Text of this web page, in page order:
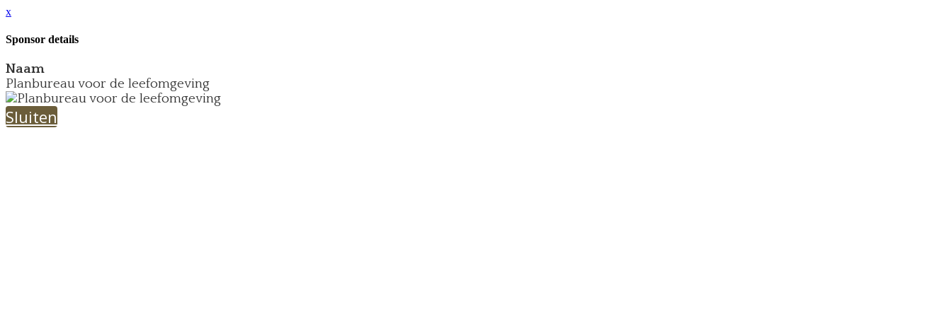
x
Sponsor details
Naam
Planbureau voor de leefomgeving
Sluiten